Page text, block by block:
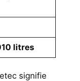
litres
signifie